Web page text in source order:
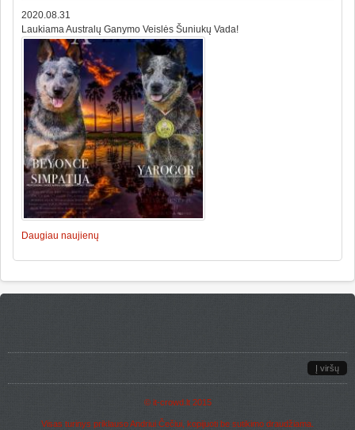
2020.08.31
Laukiama Australų Ganymo Veislės Šuniukų Vada!
Daugiau naujienų
Į viršų
© it-crowd.lt2015
Visas turinys priklauso Andriui Čečiui, kopijuoti be sutikimo draudžiama.